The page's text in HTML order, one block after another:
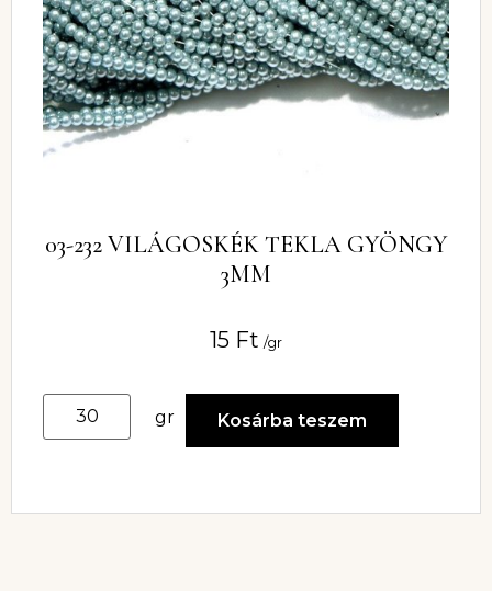
03-232 VILÁGOSKÉK TEKLA GYÖNGY
3MM
15 Ft /gr
gr Kosárba teszem